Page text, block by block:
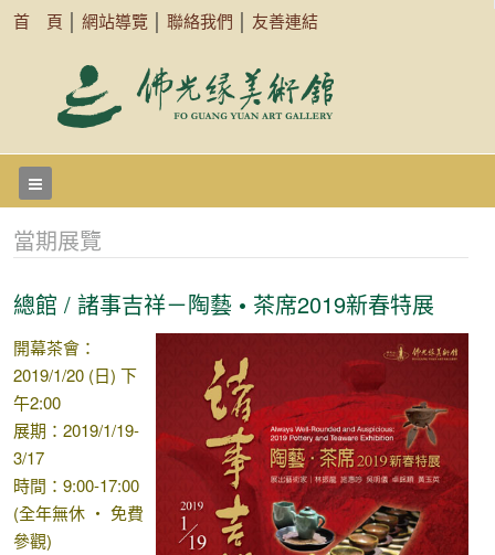
首 頁 網站導覽 聯絡我們 友善連結
當期展覽
總館 / 諸事吉祥－陶藝 • 茶席2019新春特展
開幕茶會：
2019/1/20 (日) 下
午2:00
展期：2019/1/19-
3/17
時間：9:00-17:00
(全年無休 ‧ 免費
參觀)